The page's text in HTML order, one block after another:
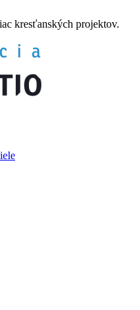
kresťanských projektov.